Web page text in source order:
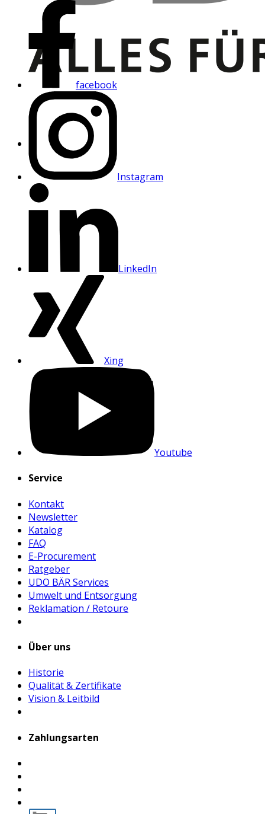
facebook
Instagram
LinkedIn
Xing
Youtube
Service
Kontakt
Newsletter
Katalog
FAQ
E-Procurement
Ratgeber
UDO BÄR Services
Umwelt und Entsorgung
Reklamation / Retoure
Über uns
Historie
Qualität & Zertifikate
Vision & Leitbild
Zahlungsarten